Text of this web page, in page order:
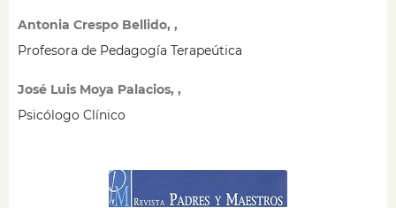
Antonia Crespo Bellido, ,
Profesora de Pedagogía Terapeútica
José Luis Moya Palacios, ,
Psicólogo Clínico